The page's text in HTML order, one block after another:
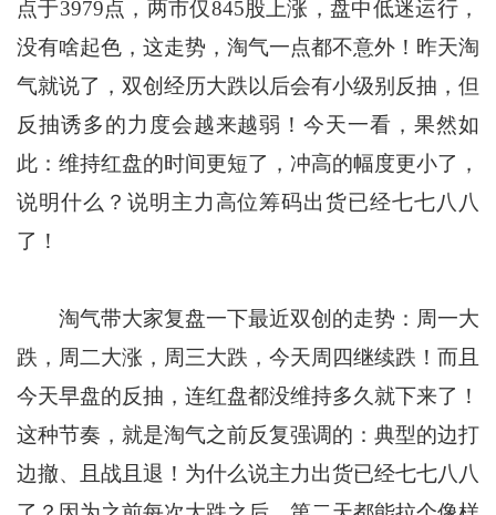
点于3979点，两市仅845股上涨，盘中低迷运行，
没有啥起色，这走势，淘气一点都不意外！昨天淘
气就说了，双创经历大跌以后会有小级别反抽，但
反抽诱多的力度会越来越弱！今天一看，果然如
此：维持红盘的时间更短了，冲高的幅度更小了，
说明什么？说明主力高位筹码出货已经七七八八
了！
淘气带大家复盘一下最近双创的走势：周一大
跌，周二大涨，周三大跌，今天周四继续跌！而且
今天早盘的反抽，连红盘都没维持多久就下来了！
这种节奏，就是淘气之前反复强调的：典型的边打
边撤、且战且退！为什么说主力出货已经七七八八